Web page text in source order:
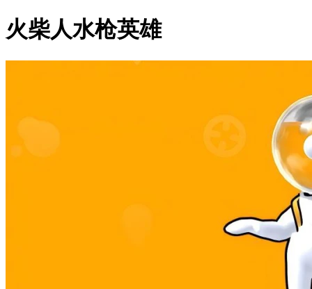
火柴人水枪英雄